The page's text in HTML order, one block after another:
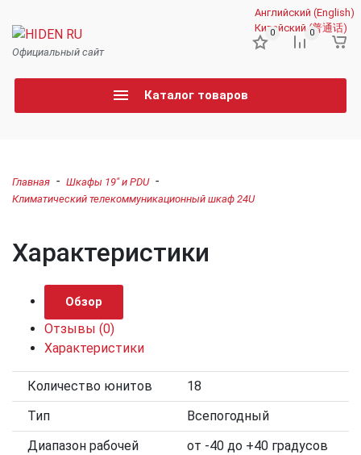
Английский (English)
Китайский (普通话)
Официальный сайт
Каталог товаров
0 0
Главная - Шкафы 19" и PDU -
Климатический телекоммуникационный шкаф 24U
Характеристики
Обзор
Отзывы (0)
Характеристики
Количество юнитов
18
Тип
Всепогодный
Диапазон рабочей
от -40 до +40 градусов